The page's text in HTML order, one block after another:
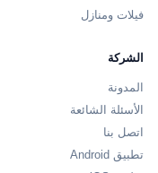
فيلات ومنازل
الشركة
المدونة
الأسئلة الشائعة
اتصل بنا
تطبيق Android